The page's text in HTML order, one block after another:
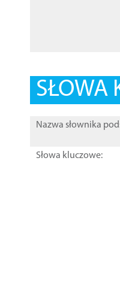
SŁOWA
Nazwa słownika
Słowa kluczowe: